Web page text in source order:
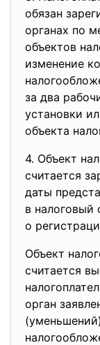
обязан
органах по
объектов
изменение
за два
установки
объекта
4. Объект
считается
даты
в налоговый
о
Объект
считается
орган